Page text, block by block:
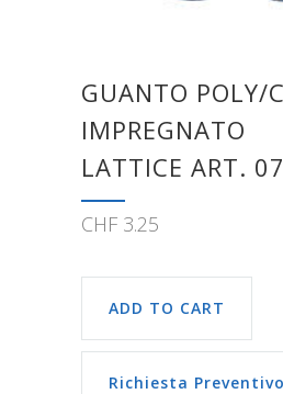
GUANTO POLY/
IMPREGNATO
LATTICE ART.
CHF 3.25
ADD TO CART
Richiesta Preventivo